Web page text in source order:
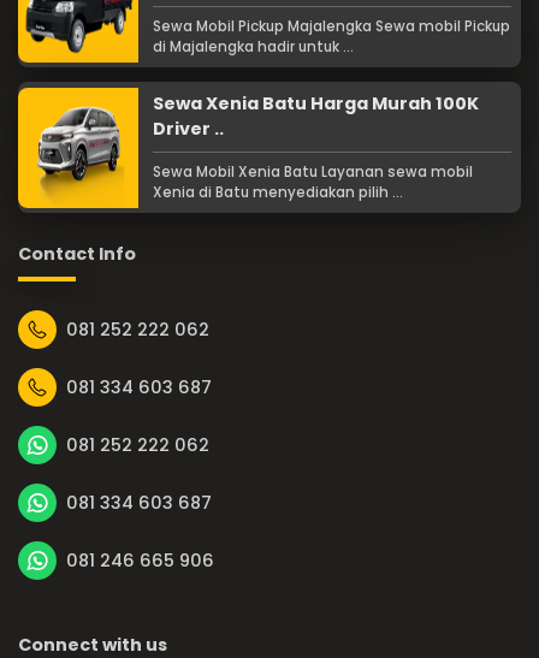
Sewa Mobil Pickup Majalengka Sewa mobil Pickup
di Majalengka hadir untuk ...
Sewa Xenia Batu Harga Murah 100K
Driver ..
Sewa Mobil Xenia Batu Layanan sewa mobil
Xenia di Batu menyediakan pilih ...
Contact Info
081 252 222 062
081 334 603 687
081 252 222 062
081 334 603 687
081 246 665 906
Connect with us